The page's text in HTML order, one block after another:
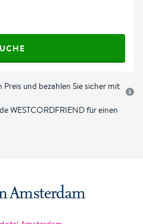
Preis und bezahlen Sie sicher mit
WESTCORDFRIEND für einen
Amsterdam